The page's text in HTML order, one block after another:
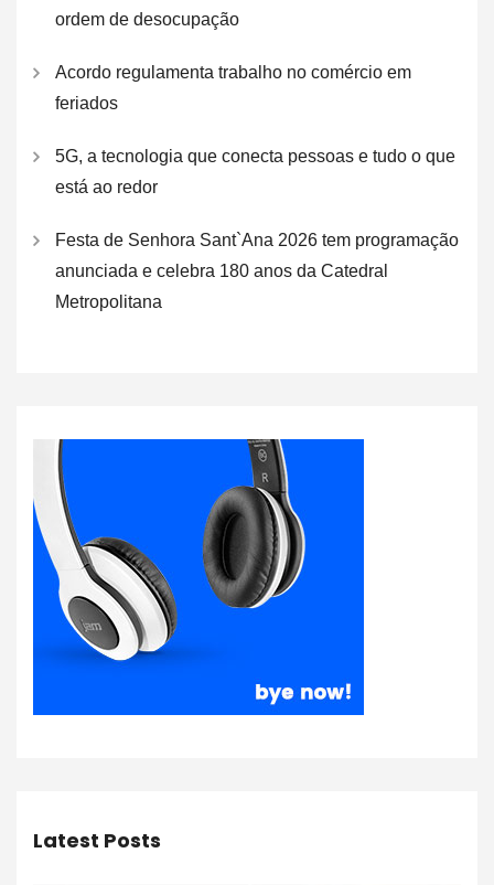
ordem de desocupação
Acordo regulamenta trabalho no comércio em
feriados
5G, a tecnologia que conecta pessoas e tudo o que
está ao redor
Festa de Senhora Sant`Ana 2026 tem programação
anunciada e celebra 180 anos da Catedral
Metropolitana
Latest Posts